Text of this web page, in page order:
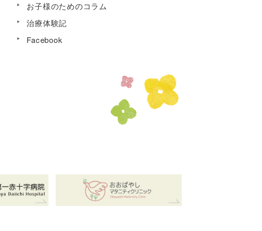
お子様のためのコラム
治療体験記
Facebook